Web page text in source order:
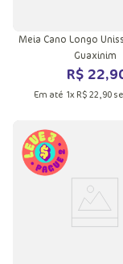
Meia Cano Longo
Guaxinim
R$ 22,
Em até 1x R$ 22,90